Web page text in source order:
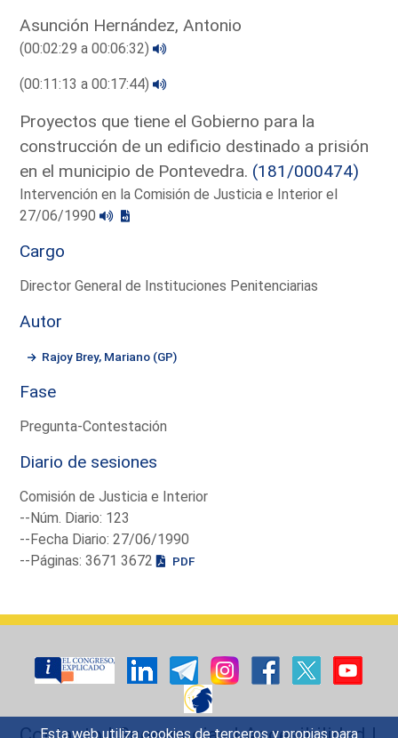
Esta web utiliza cookies de terceros y propias para
Asunción Hernández, Antonio
(00:02:29 a 00:06:32)
(00:11:13 a 00:17:44)
Proyectos que tiene el Gobierno para la
construcción de un edificio destinado a prisión
en el municipio de Pontevedra. (181/000474)
Intervención en la Comisión de Justicia e Interior el
27/06/1990
Cargo
Director General de Instituciones Penitenciarias
Autor
Rajoy Brey, Mariano (GP)
Fase
Pregunta-Contestación
Diario de sesiones
Comisión de Justicia e Interior
--Núm. Diario: 123
--Fecha Diario: 27/06/1990
--Páginas: 3671 3672
PDF